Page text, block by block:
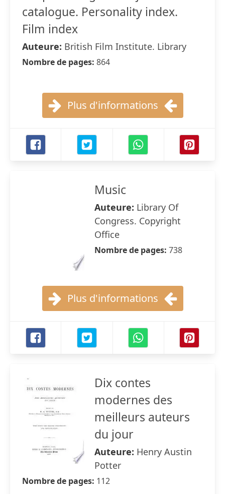
catalogue. Personality index.
Film index
Auteure: British Film Institute. Library
Nombre de pages: 864
Plus d'informations
Music
Auteure: Library Of
Congress. Copyright
Office
Nombre de pages: 738
Plus d'informations
Dix contes
modernes des
meilleurs auteurs
du jour
Auteure: Henry Austin
Potter
Nombre de pages: 112